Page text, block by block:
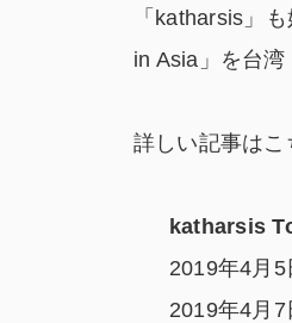
「katharsis」
in Asia」を台湾
詳しい記事はこ
katharsis
2019年4月
2019年4月